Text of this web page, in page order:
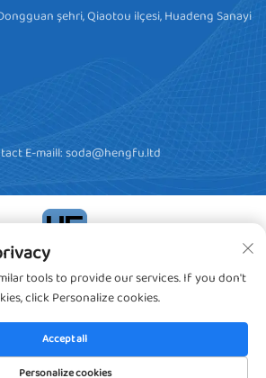
şehri, Qiaotou ilçesi, Huadeng Sanayi
E-maill:soda@hengfu.ltd
Hengfu Plastic Products Co., Ltd.
Politikası
tools to provide our services. If you don't
click Personalize cookies.
Personalize cookies
Accept all